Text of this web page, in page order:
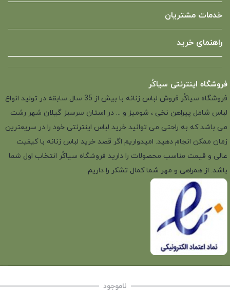
ناموجود
خدمات مشتریان
راهنمای خرید
فروشگاه اینترنتی سیاکُر
فروشگاه سیاکُر فروش لباس زنانه با بیش از 35 سال سابقه در تولید انواع
لباس شامل پیراهن نخی ، شومیز و ... در استان سرسبز گیلان شهر رشت
می باشد که به راحتی می توانید خرید لباس اینترنتی خود را در سریعترین
زمان ممکن انجام دهید. امیدواریم اگر قصد خرید لباس زنانه با کیفیت
عالی و قیمت مناسب محصولات را دارید فروشگاه سیاکُر انتخاب اول شما
باشد. از همراهی و مهر شما کمال تشکر را داریم.